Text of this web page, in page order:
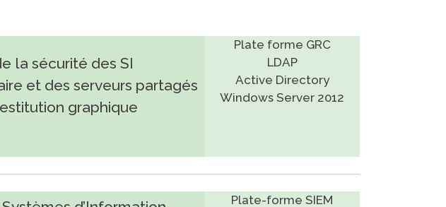
la sécurité des SI
et des serveurs partagés
graphique
Plate forme GRC
LDAP
Active Directory
Windows Server 2012
Plate-forme SIEM